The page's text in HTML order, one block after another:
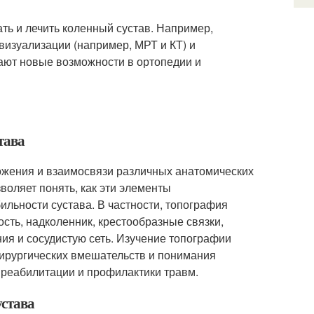
и лечить коленный сустав. Например,
(например, МРТ и КТ) и
новые возможности в ортопедии и
и взаимосвязи различных анатомических
понять, как эти элементы
сустава. В частности, топография
надколенник, крестообразные связки,
и сосудистую сеть. Изучение топографии
вмешательств и понимания
и профилактики травм.